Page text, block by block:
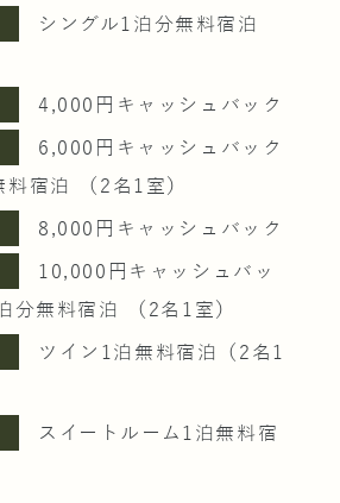
シングル1泊分無料宿泊
4,000円キャッシュバック
6,000円キャッシュバック
宿泊 （2名1室）
8,000円キャッシュバック
10,000円キャッシュバッ
分無料宿泊 （2名1室）
ツイン1泊無料宿泊（2名1
スイートルーム1泊無料宿